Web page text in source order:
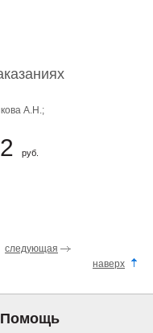
А.Н.;
Чучаев
руб.
следующая
наверх
Помощь